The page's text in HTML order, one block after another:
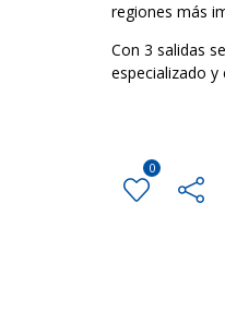
regiones más
Con 3 salidas
especializado
0